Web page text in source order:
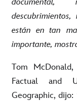
están en tan
importante,
Tom
Factual and
Geographic, dijo: